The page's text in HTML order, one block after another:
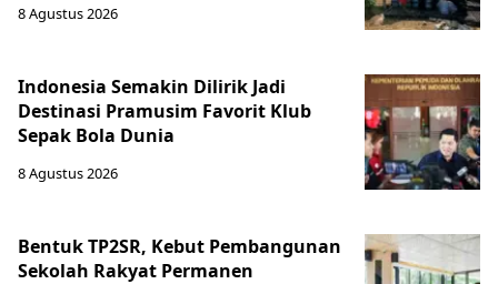
8 Agustus 2026
Indonesia Semakin Dilirik Jadi
Destinasi Pramusim Favorit Klub
Sepak Bola Dunia
8 Agustus 2026
Bentuk TP2SR, Kebut Pembangunan
Sekolah Rakyat Permanen